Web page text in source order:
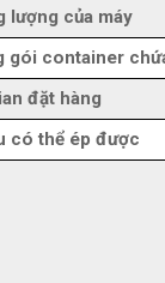
lượng của máy
gói container
đặt hàng
có thể ép được